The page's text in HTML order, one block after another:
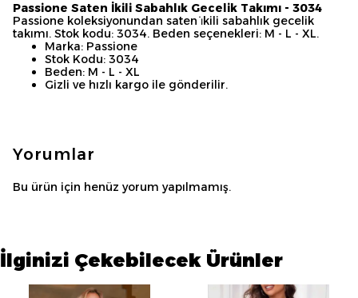
Passione Saten İkili Sabahlık Gecelik Takımı - 3034
Passione koleksiyonundan saten i̇kili sabahlık gecelik
takımı. Stok kodu: 3034. Beden seçenekleri: M - L - XL.
Marka: Passione
Stok Kodu: 3034
Beden: M - L - XL
Gizli ve hızlı kargo ile gönderilir.
Yorumlar
Bu ürün için henüz yorum yapılmamış.
İlginizi Çekebilecek Ürünler